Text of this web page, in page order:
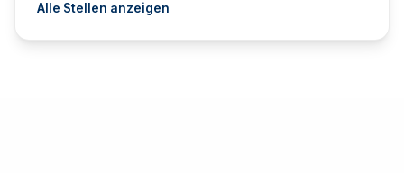
Alle Stellen anzeigen